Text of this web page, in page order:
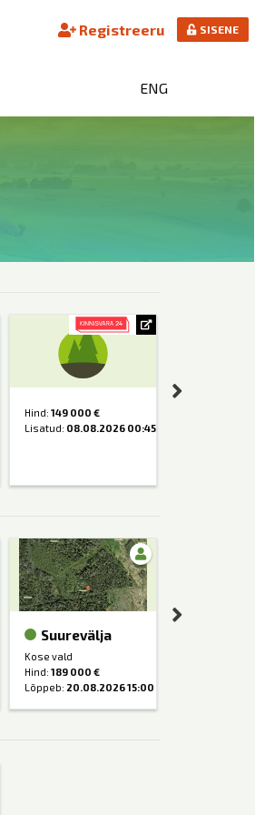
Registreeru SISENE
ENG
Hind: 149 000 €
Lisatud: 08.08.2026 00:45
Suurevälja
Kose vald
Hind: 189 000 €
Lõppeb: 20.08.2026 15:00